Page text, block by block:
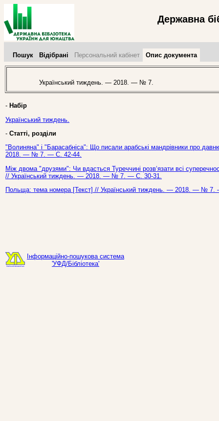
Державна
Пошук Відібрані Персональний кабінет Опис документа
Український тиждень. — 2018. — № 7.
- Набір
Український тиждень.
- Статті, розділи
"Волиняна" і "Барасабніса": Що писали арабські мандрівники про
2018. — № 7. — С. 42-44.
Між двома "друзями": Чи вдасться Туреччині розв‘язати всі
// Український тиждень. — 2018. — № 7. — С. 30-31.
Польща: тема номера [Текст] // Український тиждень. — 2018. — №
Інформаційно-пошукова система
'УФД/Бібліотека'